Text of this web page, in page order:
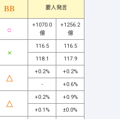
要人発言
+1070.0
億
+1256.2
億
116.5
116.5
118.1 117.9
+0.2%
+0.2%
-
+0.6%
+0.2%
+0.9%
+0.1%
±0.0%